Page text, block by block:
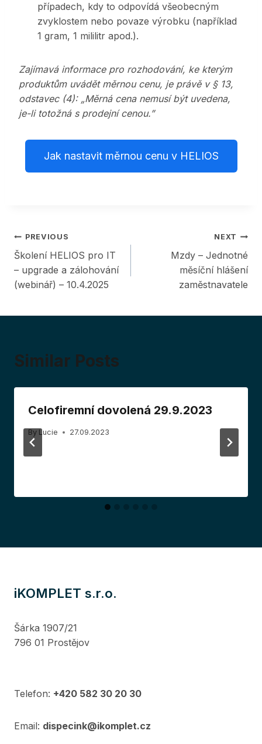
případech, kdy to odpovídá všeobecným
zvyklostem nebo povaze výrobku (například
1 gram, 1 mililitr apod.).
Zajímavá informace pro rozhodování, ke kterým
produktům uvádět měrnou cenu, je právě v § 13,
odstavec (4): „Měrná cena nemusí být uvedena,
je-li totožná s prodejní cenou.”
Jak nastavit měrnou cenu v HELIOS
Post
navigation
PREVIOUS
Školení HELIOS pro IT
– upgrade a zálohování
(webinář) – 10.4.2025
NEXT
Mzdy – Jednotné
měsíční hlášení
zaměstnavatele
Similar Posts
Celofiremní dovolená 29.9.2023
By Lucie 27.09.2023
iKOMPLET s.r.o.
Šárka 1907/21
796 01 Prostějov
Telefon: +420 582 30 20 30
Email: dispecink@ikomplet.cz